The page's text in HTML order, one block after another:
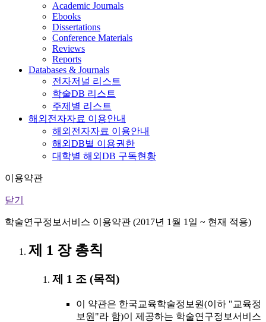
Academic Journals
Ebooks
Dissertations
Conference Materials
Reviews
Reports
Databases & Journals
전자저널 리스트
학술DB 리스트
주제별 리스트
해외전자자료 이용안내
해외전자자료 이용안내
해외DB별 이용권한
대학별 해외DB 구독현황
이용약관
닫기
학술연구정보서비스 이용약관 (2017년 1월 1일 ~ 현재 적용)
제 1 장 총칙
제 1 조 (목적)
이 약관은 한국교육학술정보원(이하 "교육정
보원"라 함)이 제공하는 학술연구정보서비스